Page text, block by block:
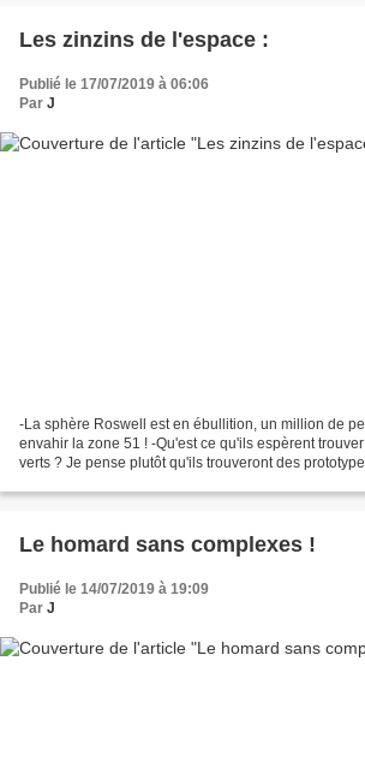
Les zinzins de l'espace :
Publié le 17/07/2019 à 06:06
Par J
-La sphère Roswell est en ébullition, un million de
envahir la zone 51 ! -Qu'est ce qu'ils espèrent
verts ? Je pense plutôt qu'ils trouveront des
Le homard sans complexes !
Publié le 14/07/2019 à 19:09
Par J